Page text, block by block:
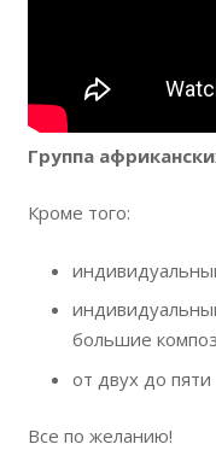
Группа
Кроме того:
большие
от двух до пяти
Все по желанию!